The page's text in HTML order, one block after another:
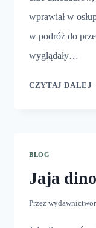
wprawiał w
w podróż do
wyglądały…
CZYTAJ DALEJ
BLOG
Jaja
Przez